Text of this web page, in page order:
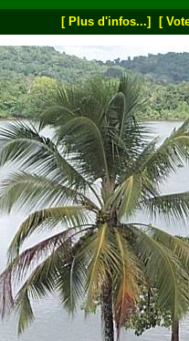
[ Plus d'infos...] [